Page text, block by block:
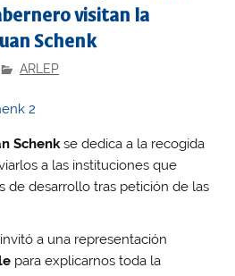
visitan la
Schenk
ARLEP
Schenkse dedica a la recogida
a las instituciones que
de desarrollo tras petición de las
a una representación
para explicarnos toda la